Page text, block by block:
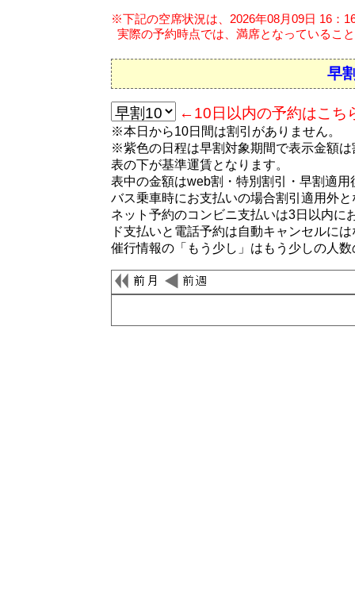
※下記の空席状況は、2026年08月09日 16：
実際の予約時点では、満席となっているこ
早
←10日以内の予約はこち
※本日から10日間は割引がありません。
※紫色の日程は早割対象期間で表示金額
表の下が基準運賃となります。
表中の金額はweb割・特別割引・早割適
バス乗車時にお支払いの場合割引適用外
ネット予約のコンビニ支払いは3日以内に
ド支払いと電話予約は自動キャンセルに
催行情報の「もう少し」はもう少しの人